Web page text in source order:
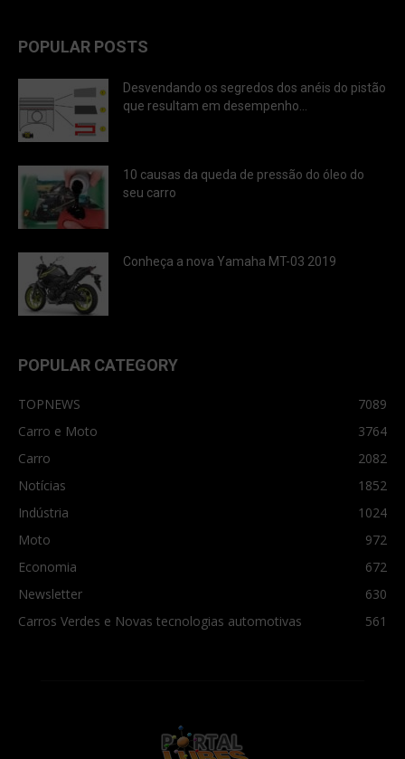
POPULAR POSTS
Desvendando os segredos dos anéis do pistão
que resultam em desempenho...
10 causas da queda de pressão do óleo do
seu carro
Conheça a nova Yamaha MT-03 2019
POPULAR CATEGORY
TOPNEWS
7089
Carro e Moto
3764
Carro
2082
Notícias
1852
Indústria
1024
Moto
972
Economia
672
Newsletter
630
Carros Verdes e Novas tecnologias automotivas
561